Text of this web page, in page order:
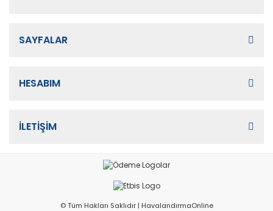
SAYFALAR
HESABIM
İLETİŞİM
© Tüm Hakları Saklıdır | HavalandırmaOnline